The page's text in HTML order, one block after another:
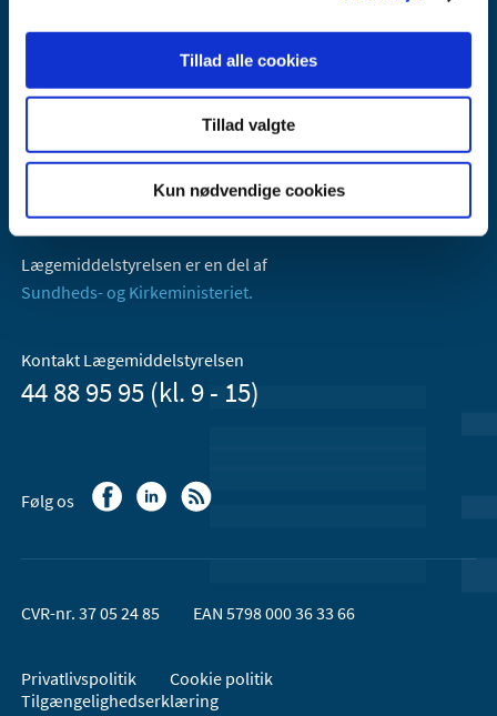
Tillad alle cookies
Tillad valgte
Kun nødvendige cookies
Axel Heides Gade 1
2300 København S
Email:dkma@dkma.dk
Lægemiddelstyrelsen er en del af
Sundheds- og Kirkeministeriet.
Kontakt Lægemiddelstyrelsen
44 88 95 95 (kl. 9 - 15)
Følg os
CVR-nr. 37 05 24 85 EAN 5798 000 36 33 66
Privatlivspolitik
Cookie politik
Tilgængelighedserklæring